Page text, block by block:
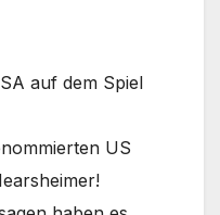
auf dem Spiel
US